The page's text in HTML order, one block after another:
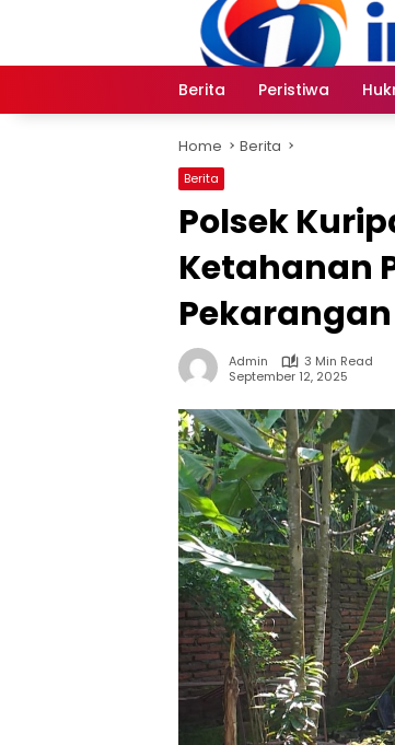
Berita
Peristiwa
Home Berita
Berita
Polsek
Ketahanan
Admin
3 Min Read
September 12, 2025